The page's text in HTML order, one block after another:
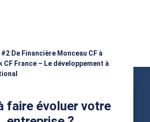
#2 De Financière Monceau CF à
CF France – Le développement à
faire évoluer votre